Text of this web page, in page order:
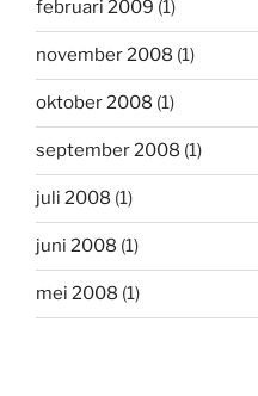
februari 2009 (1)
november 2008 (1)
oktober 2008 (1)
september 2008 (1)
juli 2008 (1)
juni 2008 (1)
mei 2008 (1)